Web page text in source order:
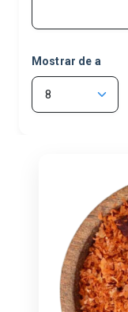
Mostrar de a